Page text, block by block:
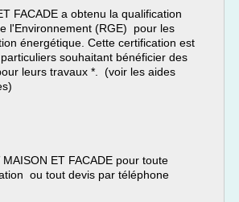
FACADE a obtenu la qualification
l'Environnement (RGE) pour les
énergétique. Cette certification est
souhaitant bénéficier des
leurs travaux *. (voir les aides
ET FACADE pour toute
ou tout devis par téléphone